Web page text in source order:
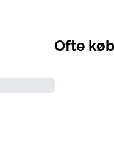
Ofte